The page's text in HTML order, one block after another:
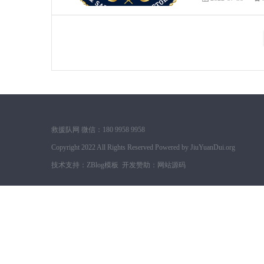
救援队网 微信：180 9958 9958
Copyright 2022 All Rights Reserved Powered by JiuYuanDui.org
技术支持： ZBlog模板 开发赞助： 网站源码